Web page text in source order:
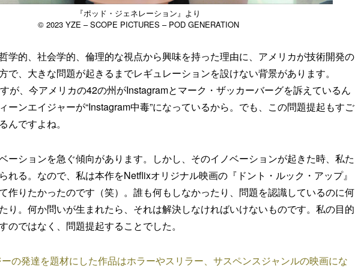
『ポッド・ジェネレーション』より
© 2023 YZE – SCOPE PICTURES – POD GENERATION
学的、社会学的、倫理的な視点から興味を持った理由に、アメリカが技術開発の
で、大きな問題が起きるまでレギュレーションを設けない背景があります。
が、今アメリカの42の州がInstagramとマーク・ザッカーバーグを訴えているん
ーンエイジャーが“Instagram中毒”になっているから。でも、この問題提起もすご
んですよね。
ーションを急ぐ傾向があります。しかし、そのイノベーションが起きた時、私た
れる。なので、私は本作をNetflixオリジナル映画の『ドント・ルック・アップ』
作りたかったのです（笑）。誰も何もしなかったり、問題を認識しているのに何
り。何か問いが生まれたら、それは解決しなければいけないものです。私の目的
のではなく、問題提起することでした。
の発達を題材にした作品はホラーやスリラー、サスペンスジャンルの映画にな